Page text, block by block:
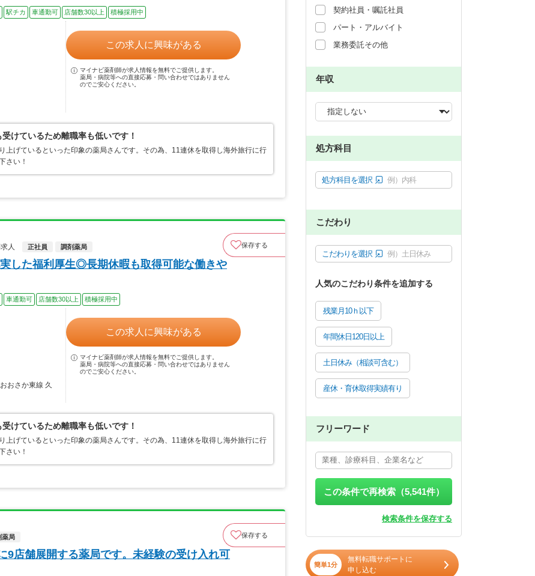
駅チカ 車通勤可 店舗数30以上 積極採用中
この求人に興味がある
マイナビ薬剤師が求人情報を無料でご提供します。
薬局・病院等への直接応募・問い合わせではありません
のでご安心ください。
けているため離職率も低いです！
上げているといった印象の薬局さんです。その為、11連休を取得し海外旅行に行
さい！
人
正社員 調剤薬局 保存する
した福利厚生◎長期休暇も取得可能な働きや
車通勤可 店舗数30以上 積極採用中
おさか東線 久
この求人に興味がある
マイナビ薬剤師が求人情報を無料でご提供します。
薬局・病院等への直接応募・問い合わせではありません
のでご安心ください。
けているため離職率も低いです！
上げているといった印象の薬局さんです。その為、11連休を取得し海外旅行に行
さい！
薬局 保存する
9店舗展開する薬局です。未経験の受け入れ可
契約社員・嘱託社員
パート・アルバイト
業務委託その他
年収
処方科目
処方科目を選択 例）内科
こだわり
こだわりを選択 例）土日休み
人気のこだわり条件を追加する
残業月10ｈ以下
年間休日120日以上
土日休み（相談可含む）
産休・育休取得実績有り
フリーワード
この条件で再検索（5,541件）
検索条件を保存する
簡単1分
無料転職サポートに
申し込む